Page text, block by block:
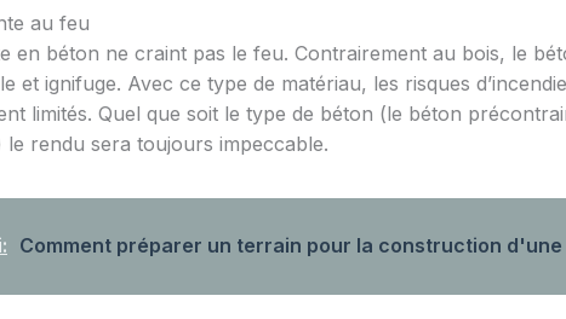
au feu
en béton ne craint pas le feu. Contrairement au bois, le
et ignifuge. Avec ce type de matériau, les risques
limités. Quel que soit le type de béton (le béton
le rendu sera toujours impeccable.
Comment préparer un terrain pour la construction d'une